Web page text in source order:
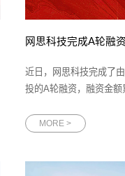
网思科技完成A轮融
近日，网思科技完成了
投的A轮融资，融资金额
人资格的非外资控股企
MORE >